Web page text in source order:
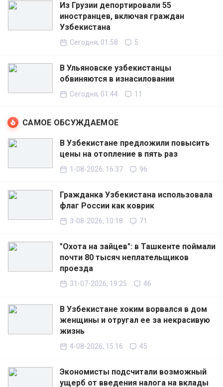
Из Грузии депортировали 55
иностранцев, включая граждан
Узбекистана
Сегодня, 01:58 5
В Ульяновске узбекистанцы
обвиняются в изнасиловании
Сегодня, 01:44 11
САМОЕ ОБСУЖДАЕМОЕ
В Узбекистане предложили повысить
цены на отопление в пять раз
1-08-2026, 16:37 96
Гражданка Узбекистана использовала
флаг России как коврик
3-08-2026, 10:18 71
"Охота на зайцев": в Ташкенте поймали
почти 80 тысяч неплательщиков
проезда
31-07-2026, 19:25 46
В Узбекистане хоким ворвался в дом
женщины и отругал ее за некрасивую
жизнь
4-08-2026, 15:16 45
Экономисты подсчитали возможный
ущерб от введения налога на вклады